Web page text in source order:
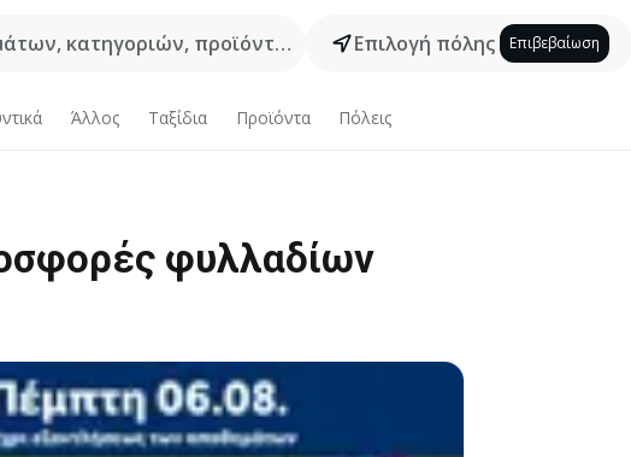
κατηγοριών, προϊόντων... Επιλογή πόλης Επιβεβαίωση
Άλλος Ταξίδια Προϊόντα Πόλεις
φυλλαδίων